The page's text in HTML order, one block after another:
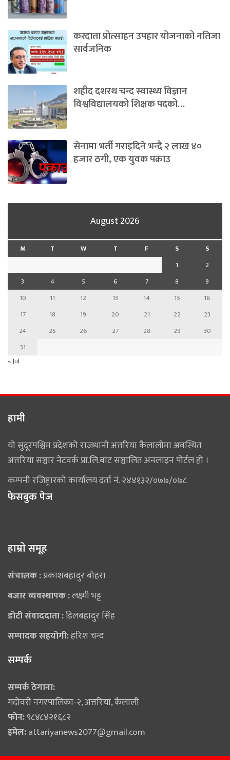
करदाता प्रोत्साहन उपहार योजनाको नतिजा
सार्वजनिक
शहीद दशरथ चन्द स्वास्थ्य विज्ञान
विश्वविद्यालयको शिक्षक पदको…
सेनामा भर्ती गराइदिने भन्दै २ लाख ४०
हजार ठगी, एक युवक पक्राउ
August 2026
M T W T F S
S
1
2
3
4 5 6 7 8
9
10
11 12 13 14 15
16
17
18 19 20 21 22
23
24
25 26 27 28 29
30
31
« Jul
हामी
यो सुदूरपश्चिम प्रदेशको राजधानी अत्तरिया कैलालीमा अवस्थित
अत्तरिया सञ्चार नेटवर्क प्रा.लि.बाट सञ्चालित अनलाइन पोर्टल हो ।
कम्पनी रजिष्ट्रारको कार्यालय दर्ता नं. २४४१३२/०७७/०७८
फेसबुक पेज
हाम्राे समूह
संचालक :प्रकाशबहादुर बोहरा
बजार व्यवस्थापक :लक्ष्मी भट्ट
डोटी संवाददाता :डिलबहादुर सिंह
सम्पादक सहयोगी:हरिश चन्द
सम्पर्क
सम्पर्क ठेगाना:
गदोवरी नगरपालिका-२, अत्तरिया, कैलाली
फोन:९८४८४२१६८२
इमेल:attariyanews2077@gmail.com